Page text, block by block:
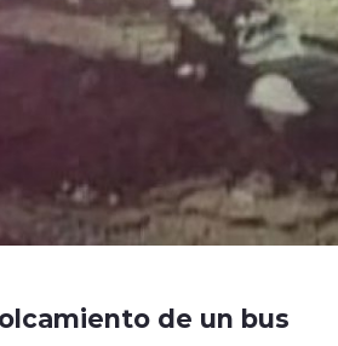
de un bus